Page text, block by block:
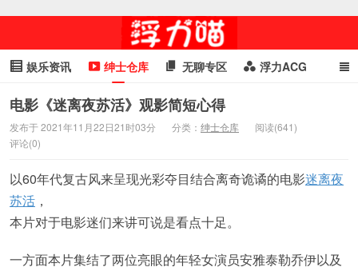
娱乐资讯 绅士仓库 无聊专区 浮力ACG
浮力GIF 明星头条 浮力资讯 头条女神
cosplay
电影《迷离夜苏活》观影简短心得
发布于 2021年11月22日21时03分 分类： 绅士仓库
阅读(641)
评论(0)
以60年代复古风来呈现光彩夺目结合离奇诡谲的电影迷离夜
苏活 ，
本片对于电影迷们来讲可说是看点十足。
一方面本片集结了两位亮眼的年轻女演员安雅泰勒乔伊以及